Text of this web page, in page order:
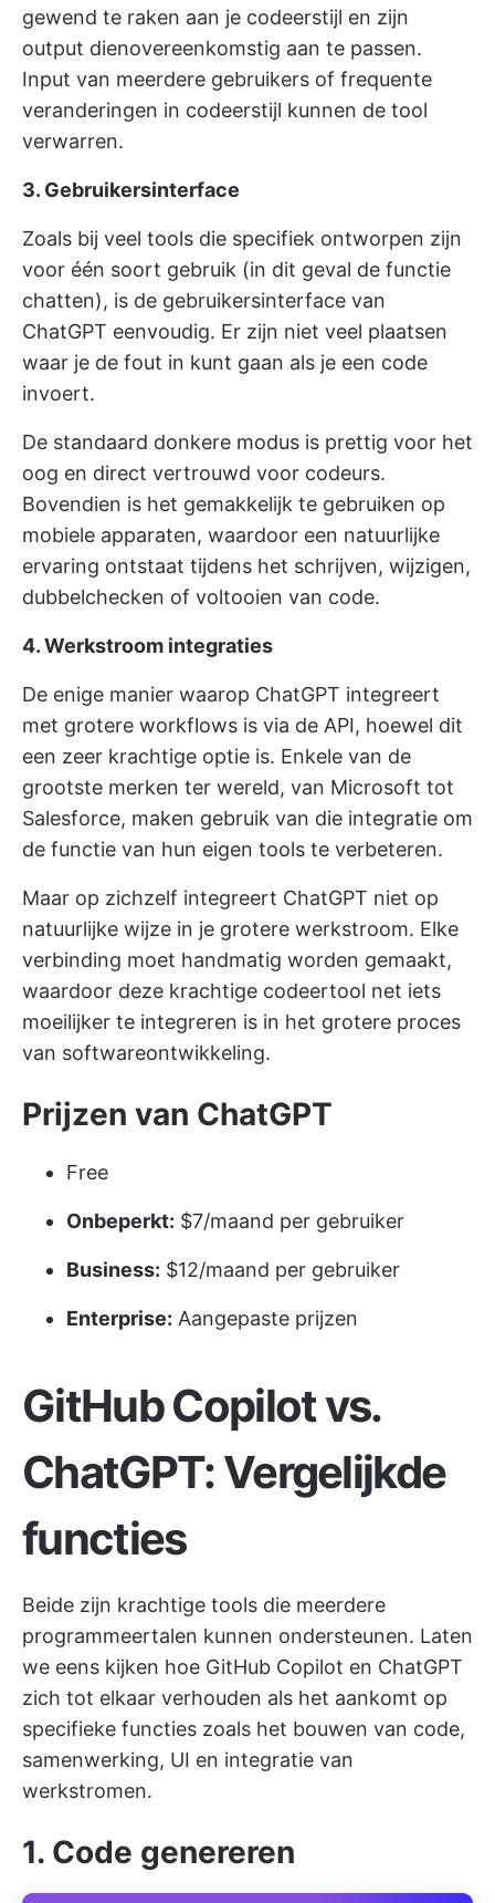
gewend te raken aan je codeerstijl en zijn
output dienovereenkomstig aan te passen.
Input van meerdere gebruikers of frequente
veranderingen in codeerstijl kunnen de tool
verwarren.
3. Gebruikersinterface
Zoals bij veel tools die specifiek ontworpen zijn
voor één soort gebruik (in dit geval de functie
chatten), is de gebruikersinterface van
ChatGPT eenvoudig. Er zijn niet veel plaatsen
waar je de fout in kunt gaan als je een code
invoert.
De standaard donkere modus is prettig voor het
oog en direct vertrouwd voor codeurs.
Bovendien is het gemakkelijk te gebruiken op
mobiele apparaten, waardoor een natuurlijke
ervaring ontstaat tijdens het schrijven, wijzigen,
dubbelchecken of voltooien van code.
4. Werkstroom integraties
De enige manier waarop ChatGPT integreert
met grotere workflows is via de API, hoewel dit
een zeer krachtige optie is. Enkele van de
grootste merken ter wereld, van Microsoft tot
Salesforce, maken gebruik van die integratie om
de functie van hun eigen tools te verbeteren.
Maar op zichzelf integreert ChatGPT niet op
natuurlijke wijze in je grotere werkstroom. Elke
verbinding moet handmatig worden gemaakt,
waardoor deze krachtige codeertool net iets
moeilijker te integreren is in het grotere proces
van softwareontwikkeling.
Prijzen van ChatGPT
Free
Onbeperkt: $7/maand per gebruiker
Business: $12/maand per gebruiker
Enterprise: Aangepaste prijzen
GitHub Copilot vs.
ChatGPT: Vergelijkde
functies
Beide zijn krachtige tools die meerdere
programmeertalen kunnen ondersteunen. Laten
we eens kijken hoe GitHub Copilot en ChatGPT
zich tot elkaar verhouden als het aankomt op
specifieke functies zoals het bouwen van code,
samenwerking, UI en integratie van
werkstromen.
1. Code genereren